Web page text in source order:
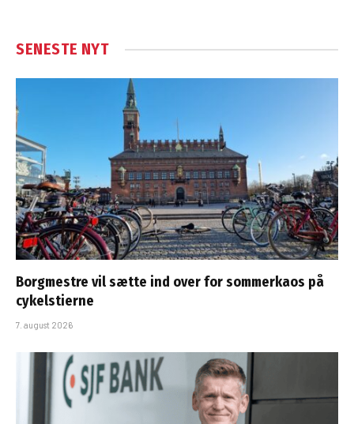
SENESTE NYT
Borgmestre vil sætte ind over for sommerkaos på
cykelstierne
7. august 2026